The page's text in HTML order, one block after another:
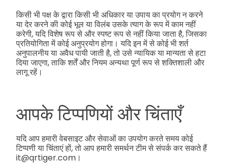
किसी भी पक्ष के द्वारा किसी भी अधिकार या उपाय का प्रयोग न करने
या देर करने की कोई भूल या विलंब उसके त्याग के रूप में काम नहीं
करेगी, यदि विशेष रूप से और स्पष्ट रूप से नहीं किया जाता है, जिसका
प्रतियोगिता में कोई अनुप्रयोग होगा। यदि इन में से कोई भी शर्त
अनुपालनीय या अवैध पायी जाती है, तो उसे न्यायिक या मान्यता से हटा
दिया जाएगा, ताकि शर्तें और नियम अन्यथा पूर्ण रूप से शक्तिशाली और
लागू रहें।
आपके टिप्पणियों और चिंताएँ
यदि आप हमारी वेबसाइट और सेवाओं का उपयोग करते समय कोई
टिप्पणी या चिंताएं हों, तो आप हमारी समर्थन टीम से संपर्क कर सकते हैं
it@qrtiger.com।